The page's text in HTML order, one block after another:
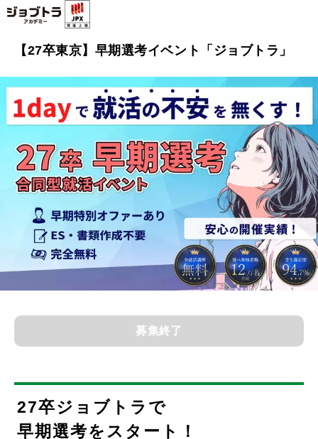
【27卒東京】早期選考イベント「ジョブトラ」
募集終了
27卒ジョブトラで
早期選考をスタート！